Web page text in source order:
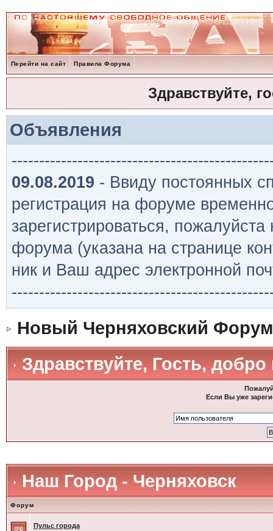
Перейти на сайт Правила Форума
Здравствуйте,
Объявления
09.08.2019 - Ввиду постоянных
регистрация на форуме
зарегистрироваться,
форума (указана на странице
ник и Ваш адрес электронной
Новый Черняховский Форум
Здравствуйте, Гость,
Если Вы уже
Наш Город - Черняховск
Форум
Пульс города